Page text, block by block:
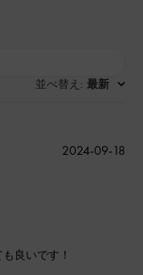
並べ替え : 最新
良いです！
公
2024-09-18